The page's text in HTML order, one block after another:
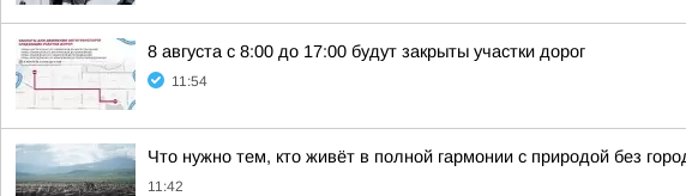
8 августа с 8:00 до 17:00 будут закрыты участки дорог
11:54
Что нужно тем, кто живёт в полной гармонии с природой без
11:42